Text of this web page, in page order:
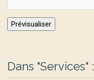
Dans "Services" :